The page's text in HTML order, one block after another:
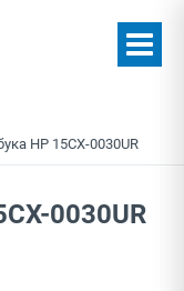
HP 15CX-0030UR
0030UR